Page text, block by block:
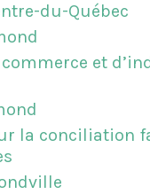
du-Québec
et
la conciliation